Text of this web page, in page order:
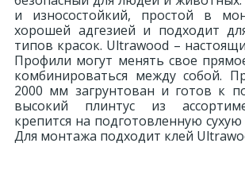
и износостойкий, простой в
хорошей адгезией и подходит
типов красок. Ultrawood –
Профили могут менять свое
комбинироваться между собой.
2000 мм загрунтован и готов к
высокий плинтус из
крепится на подготовленную
Для монтажа подходит клей